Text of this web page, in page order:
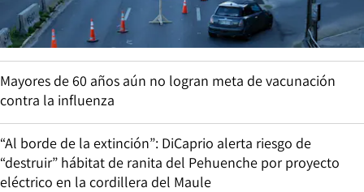
Mayores de 60 años aún no logran meta de vacunación
contra la influenza
“Al borde de la extinción”: DiCaprio alerta riesgo de
“destruir” hábitat de ranita del Pehuenche por proyecto
eléctrico en la cordillera del Maule